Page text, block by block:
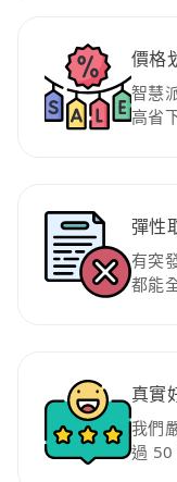
價格
智慧
高省
彈性
有突
都能
真實
我們
過 50